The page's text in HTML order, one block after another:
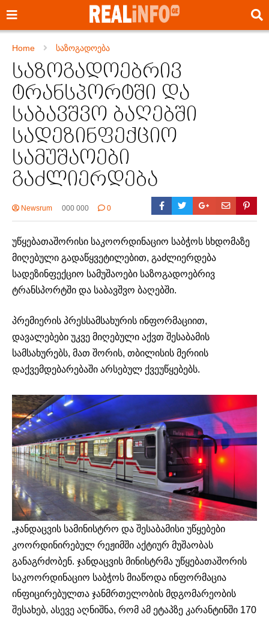
Home საზოგადოება
საზოგადოებრივ
ტრანსპორტში და
საბავშვო ბაღებში
სადეზინფექციო
სამუშაოები
გაძლიერდება
Newsrum 000 000 0
უწყებათაშორისი საკოორდინაციო საბჭოს სხდომაზე
მიღებული გადაწყვეტილებით, გაძლიერდება
სადეზინფექციო სამუშაოები საზოგადოებრივ
ტრანსპორტში და საბავშვო ბაღებში.
პრემიერის პრესსამსახურის ინფორმაციით,
დავალებები უკვე მიღებული აქვთ შესაბამის
სამსახურებს, მათ შორის, თბილისის მერიის
დაქვემდებარებაში არსებულ ქვეუწყებებს.
„ჯანდაცვის სამინისტრო და შესაბამისი უწყებები
კოორდინირებულ რეჟიმში აქტიურ მუშაობას
განაგრძობენ. ჯანდაცვის მინისტრმა უწყებათაშორის
საკოორდინაციო საბჭოს მიაწოდა ინფორმაცია
ინფიცირებულთა ჯანმრთელობის მდგომარეობის
შესახებ, ასევე აღნიშნა, რომ ამ ეტაპზე კარანტინში 170